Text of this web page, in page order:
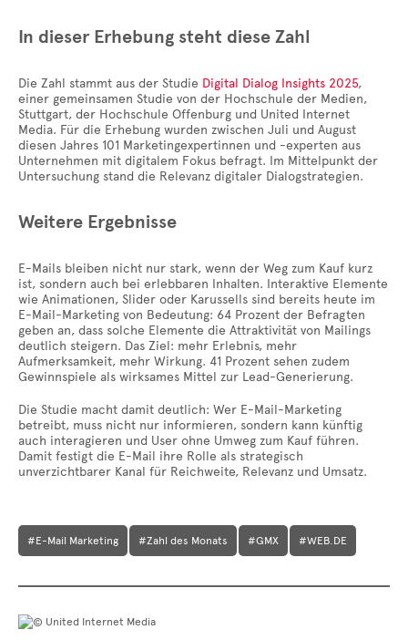
In dieser Erhebung steht diese Zahl
Die Zahl stammt aus der Studie Digital Dialog Insights 2025,
einer gemeinsamen Studie von der Hochschule der Medien,
Stuttgart, der Hochschule Offenburg und United Internet
Media. Für die Erhebung wurden zwischen Juli und August
diesen Jahres 101 Marketingexpertinnen und -experten aus
Unternehmen mit digitalem Fokus befragt. Im Mittelpunkt der
Untersuchung stand die Relevanz digitaler Dialogstrategien.
Weitere Ergebnisse
E-Mails bleiben nicht nur stark, wenn der Weg zum Kauf kurz
ist, sondern auch bei erlebbaren Inhalten. Interaktive Elemente
wie Animationen, Slider oder Karussells sind bereits heute im
E-Mail-Marketing von Bedeutung: 64 Prozent der Befragten
geben an, dass solche Elemente die Attraktivität von Mailings
deutlich steigern. Das Ziel: mehr Erlebnis, mehr
Aufmerksamkeit, mehr Wirkung. 41 Prozent sehen zudem
Gewinnspiele als wirksames Mittel zur Lead-Generierung.
Die Studie macht damit deutlich: Wer E-Mail-Marketing
betreibt, muss nicht nur informieren, sondern kann künftig
auch interagieren und User ohne Umweg zum Kauf führen.
Damit festigt die E-Mail ihre Rolle als strategisch
unverzichtbarer Kanal für Reichweite, Relevanz und Umsatz.
#E-Mail Marketing #Zahl des Monats #GMX #WEB.DE